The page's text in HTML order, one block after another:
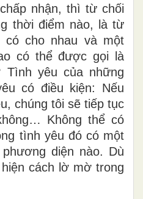
nhận, thì từ chối
thời điểm nào, làtừ
cho nhau và một
có thể được gọi là
Tình yêu của những
có điều kiện: Nếu
chúng tôi sẽ tiếp tục
Không thể có
tình yêu đó có một
diện nào. Dù
cách lờ mờ trong